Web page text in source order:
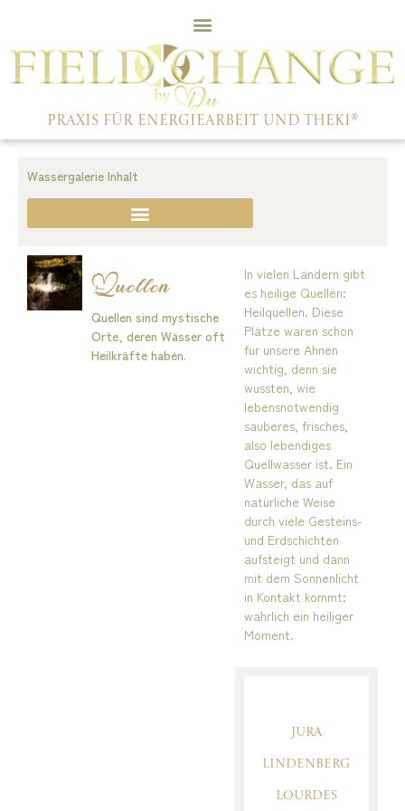
PRAXIS FÜR ENERGIEARBEIT UND THEKI®
Wassergalerie Inhalt
Quellen
Quellen sind mystische
Orte, deren Wässer oft
Heilkräfte haben.
In vielen Ländern gibt
es heilige Quellen:
Heilquellen. Diese
Plätze waren schon
für unsere Ahnen
wichtig, denn sie
wussten, wie
lebensnotwendig
sauberes, frisches,
also lebendiges
Quellwasser ist. Ein
Wasser, das auf
natürliche Weise
durch viele Gesteins-
und Erdschichten
aufsteigt und dann
mit dem Sonnenlicht
in Kontakt kommt:
wahrlich ein heiliger
Moment.
Jura
Lindenberg
Lourdes